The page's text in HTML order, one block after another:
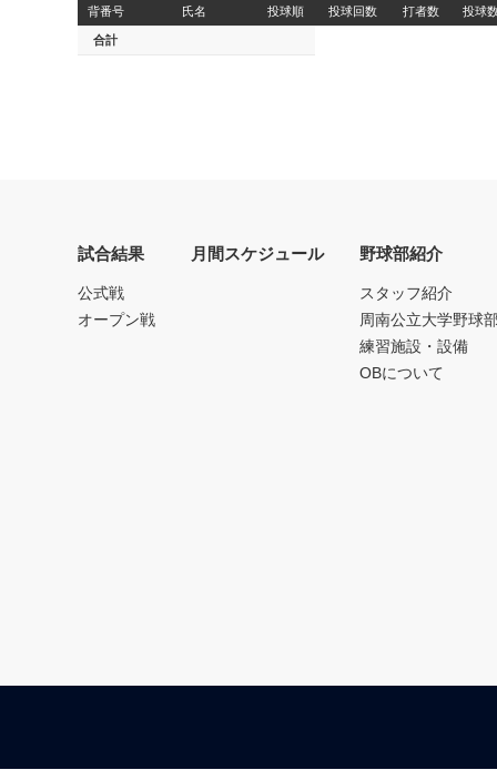
背番号 氏名 投球順 投球回数 打者数 投球
合計
試合結果
公式戦
オープン戦
月間スケジュール 野球部紹介
スタッフ紹介
周南公立大学野球
練習施設・設備
OBについて